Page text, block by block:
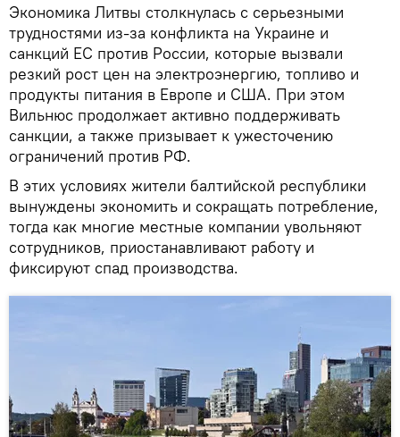
Экономика Литвы столкнулась с серьезными
трудностями из-за конфликта на Украине и
санкций ЕС против России, которые вызвали
резкий рост цен на электроэнергию, топливо и
продукты питания в Европе и США. При этом
Вильнюс продолжает активно поддерживать
санкции, а также призывает к ужесточению
ограничений против РФ.
В этих условиях жители балтийской республики
вынуждены экономить и сокращать потребление,
тогда как многие местные компании увольняют
сотрудников, приостанавливают работу и
фиксируют спад производства.